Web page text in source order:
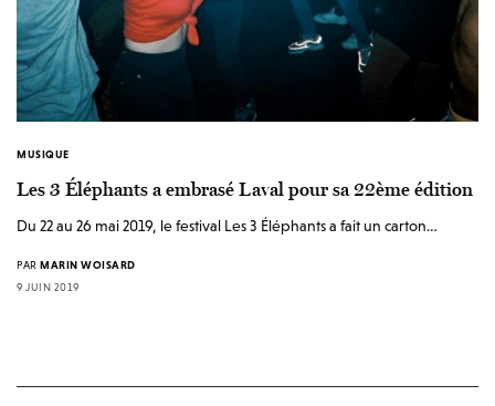
MUSIQUE
Les 3 Éléphants a embrasé Laval pour sa 22ème édition
Du 22 au 26 mai 2019, le festival Les 3 Éléphants a fait un carton…
PAR MARIN WOISARD
9 JUIN 2019